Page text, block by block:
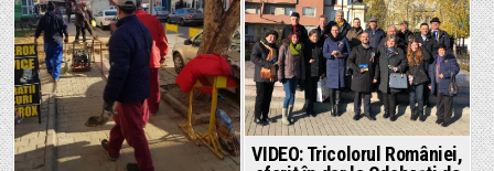
mii
de
focșăneni,
din
trei
cartiere:
Centru,
Gară
și
Obor.
in
in
VIDEO: Tricolorul României,